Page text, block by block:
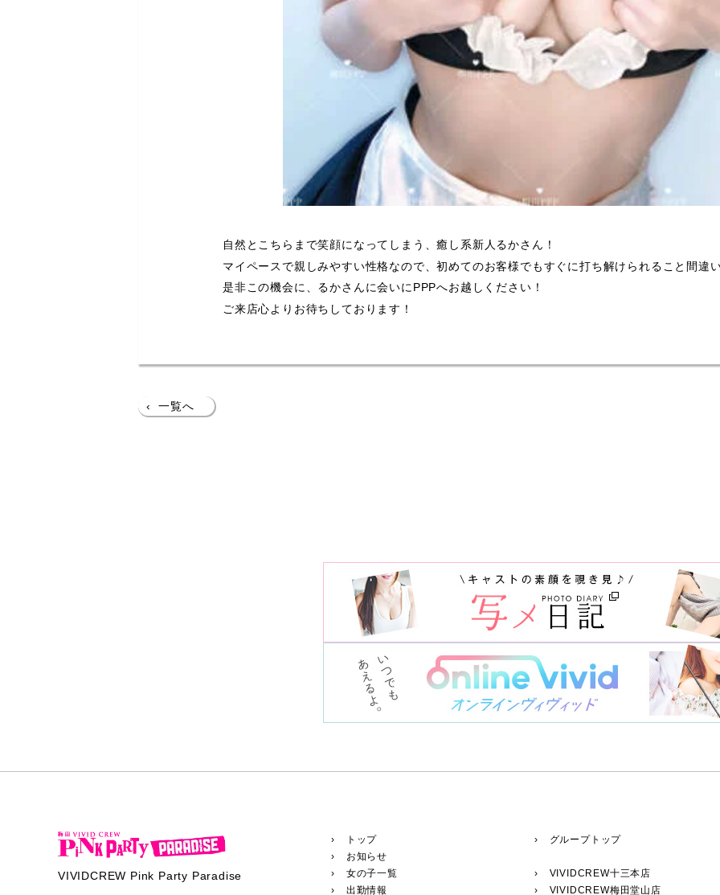
自然とこちらまで笑顔になってしまう、癒し系新人るかさん！
マイペースで親しみやすい性格なので、初めてのお客様でもすぐに打ち解けられること間違
是非この機会に、るかさんに会いにPPPへお越しください！
ご来店心よりお待ちしております！
‹ 一覧へ
VIVIDCREW Pink Party Paradise
› トップ
› お知らせ
› 女の子一覧
› 出勤情報
› グループトップ
› VIVIDCREW十三本店
› VIVIDCREW梅田堂山店